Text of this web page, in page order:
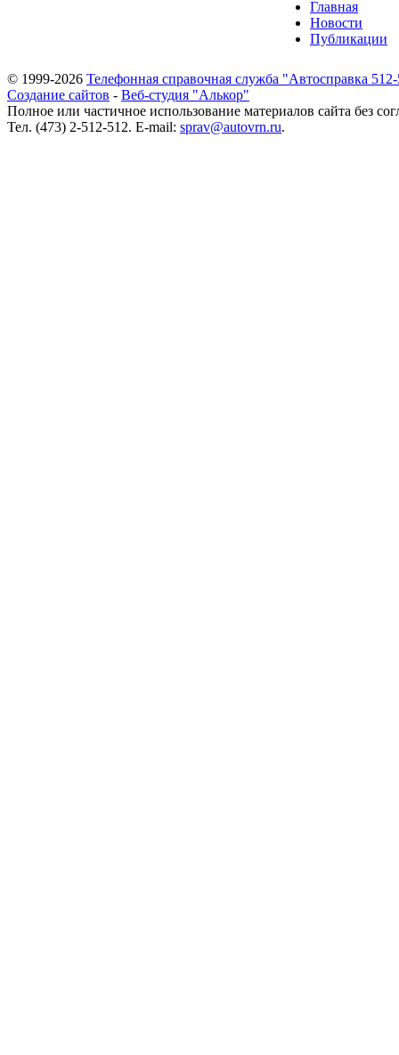
Главная
Новости
Публикации
© 1999-2026 Телефонная справочная служба "Автосправка
Создание сайтов - Веб-студия "Алькор"
Полное или частичное использование материалов сайта без
Тел. (473) 2-512-512. E-mail: sprav@autovrn.ru.